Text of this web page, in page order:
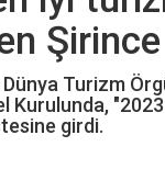
Şirince
Turizm
Kurulunda,
girdi.